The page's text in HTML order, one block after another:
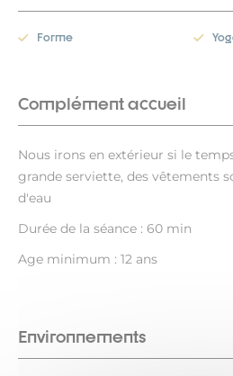
Forme
Complément accueil
Nous irons en extérieur si le
grande serviette, des vêtements
d'eau
Durée de la séance : 60 min
Age minimum : 12 ans
Environnements